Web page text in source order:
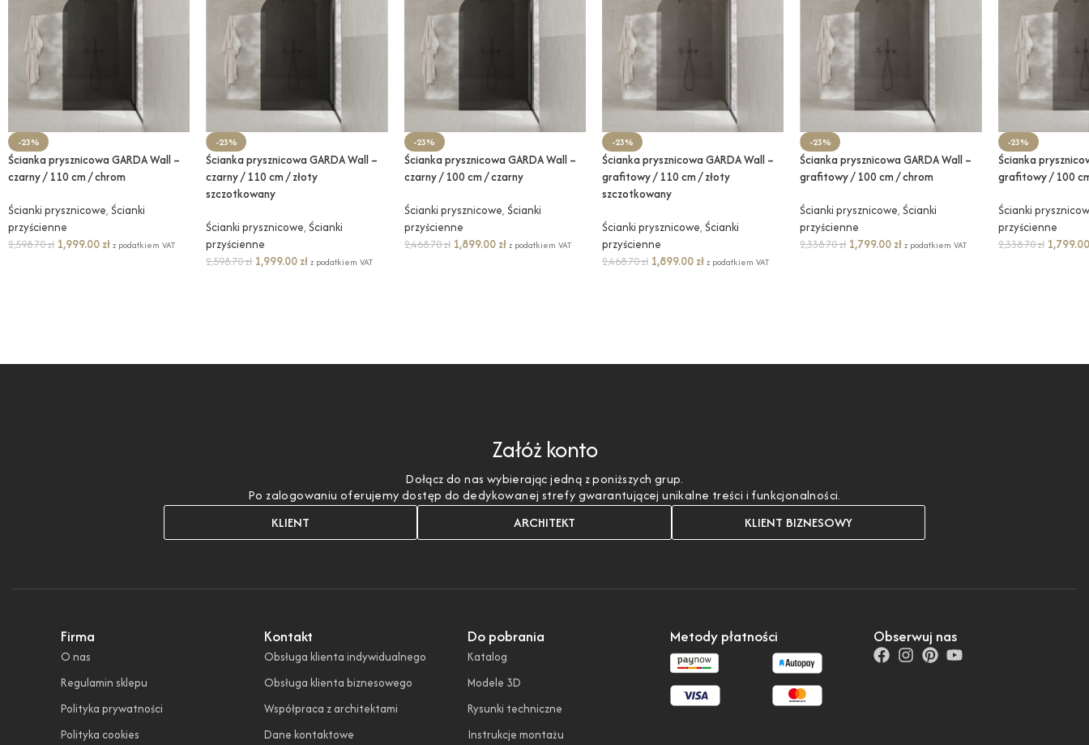
-23%
Ścianka prysznicowa GARDA Wall –
czarny / 110 cm / chrom
Ścianki prysznicowe, Ścianki
przyścienne
2,598.70zł 1,999.00 złz podatkiem VAT
-23%
Ścianka prysznicowa GARDA Wall –
czarny / 110 cm / złoty
szczotkowany
Ścianki prysznicowe, Ścianki
przyścienne
2,598.70zł 1,999.00 zł z podatkiem VAT
-23%
Ścianka prysznicowa GARDA Wall –
czarny / 100 cm / czarny
Ścianki prysznicowe, Ścianki
przyścienne
2,468.70zł 1,899.00 zł z podatkiem VAT
-23%
Ścianka prysznicowa GARDA Wall –
grafitowy / 110 cm / złoty
szczotkowany
Ścianki prysznicowe, Ścianki
przyścienne
2,468.70zł 1,899.00 złz podatkiem VAT
-23%
Ścianka prysznicowa GARDA Wall –
grafitowy / 100 cm / chrom
Ścianki prysznicowe, Ścianki
przyścienne
2,338.70zł 1,799.00 zł z podatkiem VAT
-23%
Ścianka
grafitowy / 100
Ścianki
przyścienne
2,338.70zł
Załóż konto
Dołącz do nas wybierając jedną z poniższych grup.
Po zalogowaniu oferujemy dostęp do dedykowanej strefy gwarantującej unikalne treści i funkcjonalności.
KLIENT ARCHITEKT KLIENT BIZNESOWY
Firma
O nas
Regulamin sklepu
Polityka prywatności
Polityka cookies
Kontakt
Obsługa klienta indywidualnego
Obsługa klienta biznesowego
Współpraca z architektami
Dane kontaktowe
Do pobrania
Katalog
Modele 3D
Rysunki techniczne
Instrukcje montażu
Metody płatności Obserwuj nas